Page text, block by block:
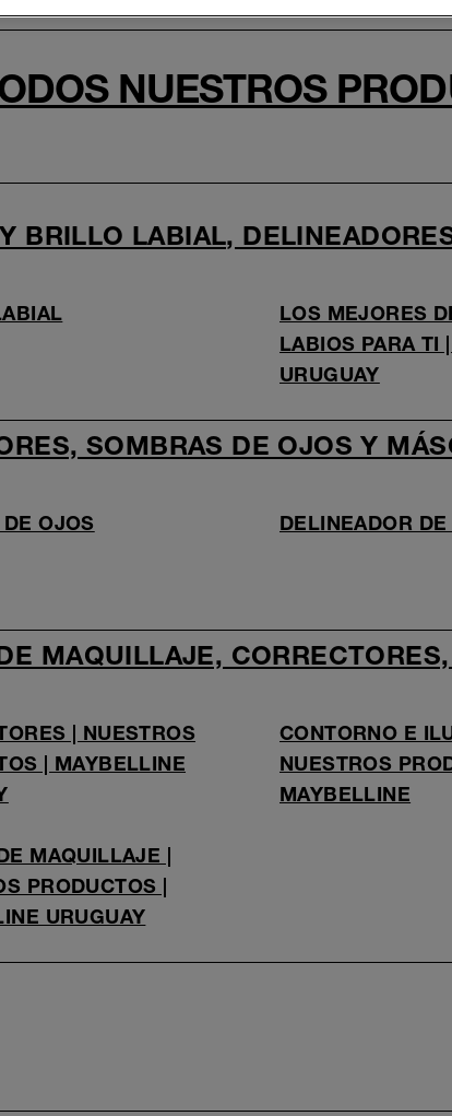
NUESTROS
BRILLO LABIAL,
LOS MEJORES
LABIOS PARA TI
URUGUAY
SOMBRAS DE OJOS Y
OJOS DELINEADOR DE
MAQUILLAJE,
| NUESTROS
| MAYBELLINE
CONTORNO E
NUESTROS
MAYBELLINE
MAQUILLAJE |
PRODUCTOS |
URUGUAY